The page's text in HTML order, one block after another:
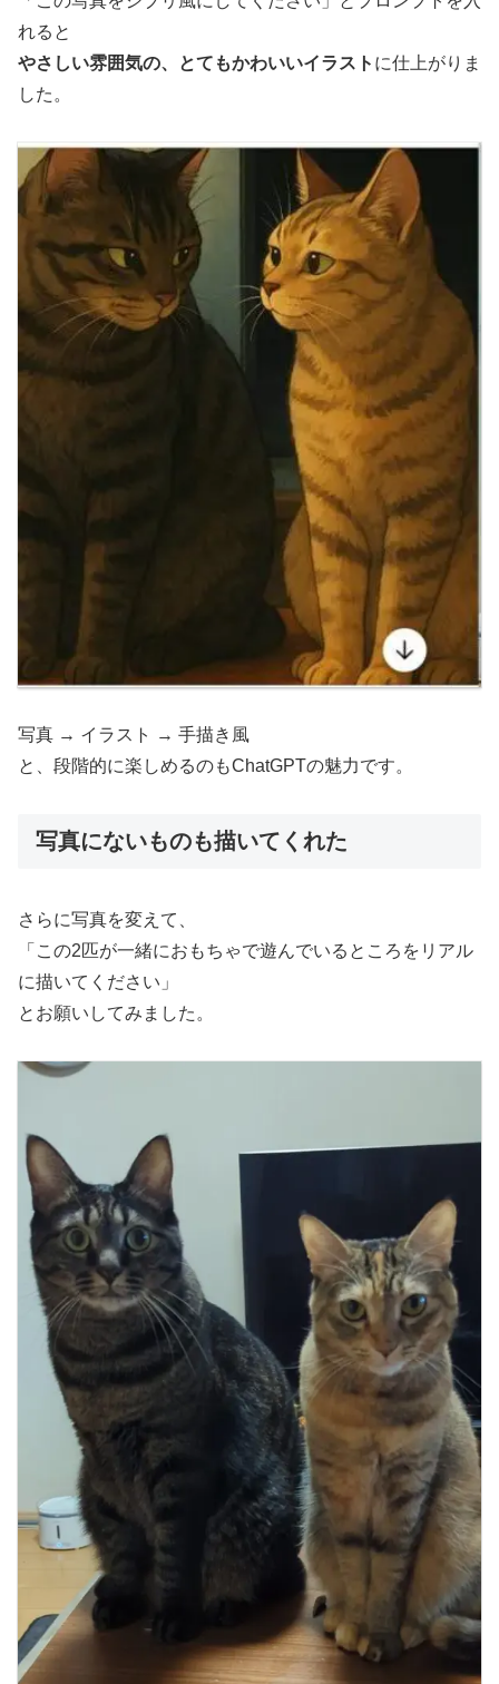
れると
やさしい雰囲気の、とてもかわいいイラスト に仕上がりま
した。
写真 → イラスト → 手描き風
と、段階的に楽しめるのもChatGPTの魅力です。
写真にないものも描いてくれた
さらに写真を変えて、
「この2匹が一緒におもちゃで遊んでいるところをリアル
に描いてください」
とお願いしてみました。